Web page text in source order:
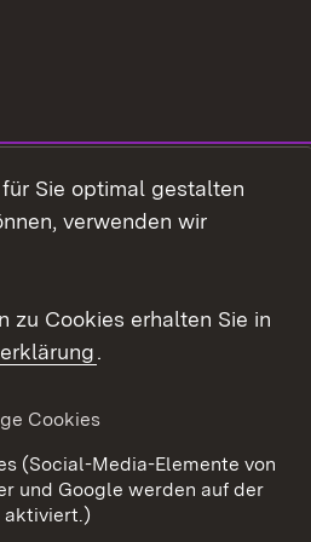
Impressum
Sie optimal gestalten
verwenden wir
zu Cookies erhalten Sie in
.
Cookies
(Social-Media-Elemente von
und Google werden auf der
aktiviert.)